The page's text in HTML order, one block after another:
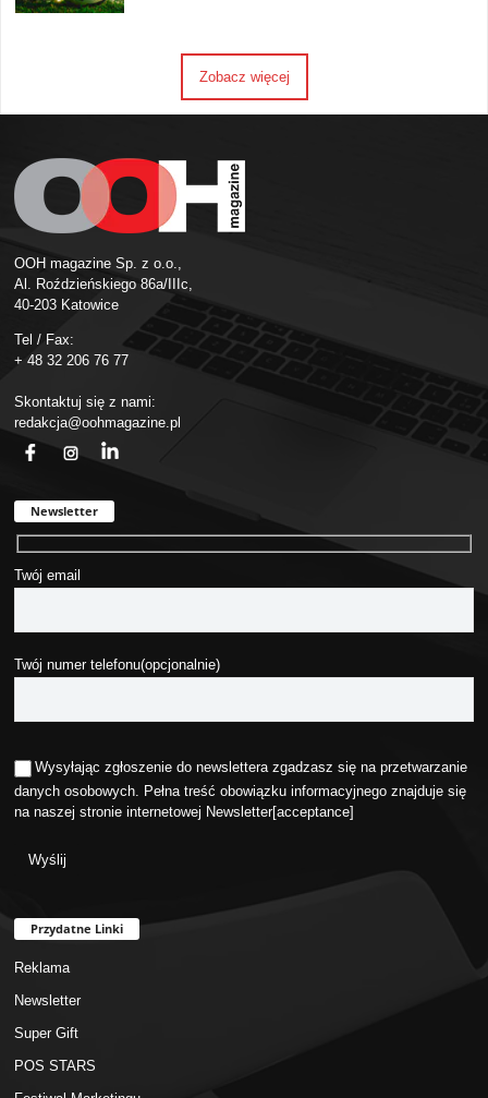
Zobacz więcej
OOH magazine Sp. z o.o.,
Al. Roździeńskiego 86a/IIIc,
40-203 Katowice
Tel / Fax:
+ 48 32 206 76 77
Skontaktuj się z nami:
redakcja@oohmagazine.pl
Newsletter
Twój email
Twój numer telefonu(opcjonalnie)
Wysyłając zgłoszenie do newslettera zgadzasz się na przetwarzanie
danych osobowych. Pełna treść obowiązku informacyjnego znajduje się
na naszej stronie internetowej Newsletter[acceptance]
Przydatne Linki
Reklama
Newsletter
Super Gift
POS STARS